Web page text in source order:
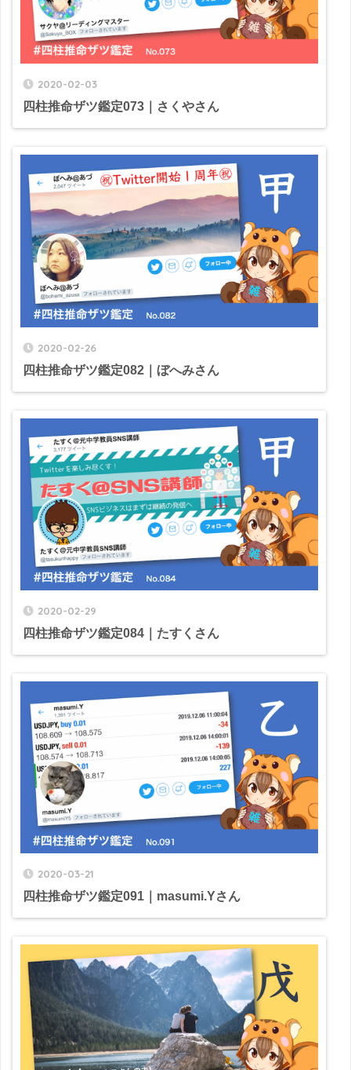
2020-02-03
四柱推命ザツ鑑定073｜さくやさん
2020-02-26
四柱推命ザツ鑑定082｜ぼへみさん
2020-02-29
四柱推命ザツ鑑定084｜たすくさん
2020-03-21
四柱推命ザツ鑑定091｜masumi.Yさん